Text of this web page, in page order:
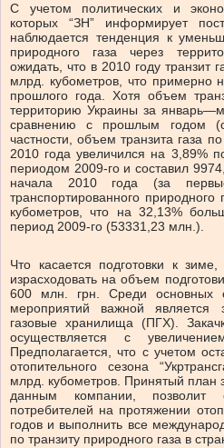
С учетом политических и
которых “ЗН” информирует
наблюдается тенденция к
природного газа через
ожидать, что в 2010 году транзит
млрд. кубометров, что примерно
прошлого года. Хотя объем
территорию Украины за
сравнению с прошлым
частности, объем транзита газа
2010 года увеличился на 3,89%
периодом 2009-го и составил
начала 2010 года (за
транспортированного
кубометров, что на 32,13%
период 2009-го (53331,23 млн.).
Что касается подготовки к зиме,
израсходовать на объем
600 млн. грн. Среди основных
мероприятий важной является
газовые хранилища (ПГХ).
осуществляется с
Предполагается, что с учетом
отопительного сезона
млрд. кубометров. Принятый план
данным компании, позволит
потребителей на протяжении
годов и выполнить все
по транзиту природного газа в